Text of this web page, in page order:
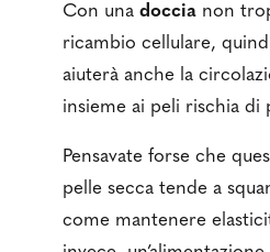
Con unadoccia non
ricambio cellulare,
aiuterà anche la
insieme ai peli rischia di
Pensavate forse che
pelle secca tende a
come mantenere